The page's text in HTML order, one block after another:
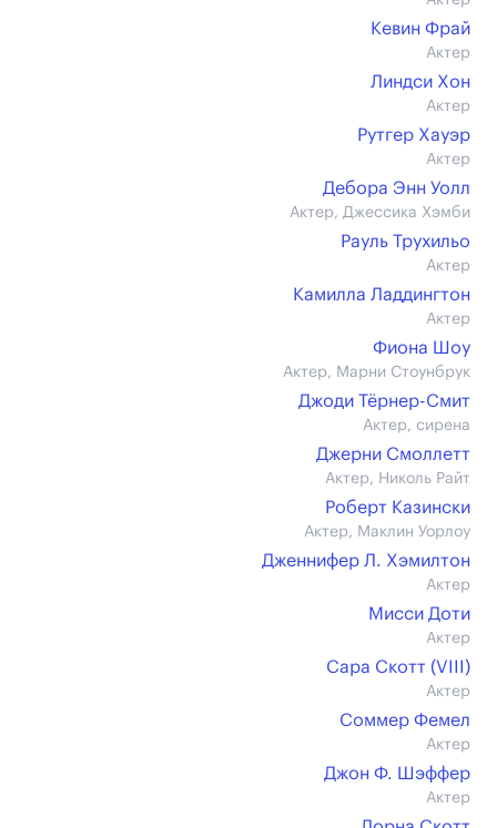
Кевин Фрай
Актер
Линдси Хон
Актер
Рутгер Хауэр
Актер
Дебора Энн Уолл
Актер, Джессика Хэмби
Рауль Трухильо
Актер
Камилла Ладдингтон
Актер
Фиона Шоу
Актер, Марни Стоунбрук
Джоди Тёрнер-Смит
Актер, сирена
Джерни Смоллетт
Актер, Николь Райт
Роберт Казински
Актер, Маклин Уорлоу
Дженнифер Л. Хэмилтон
Актер
Мисси Доти
Актер
Сара Скотт (VIII)
Актер
Соммер Фемел
Актер
Джон Ф. Шэффер
Актер